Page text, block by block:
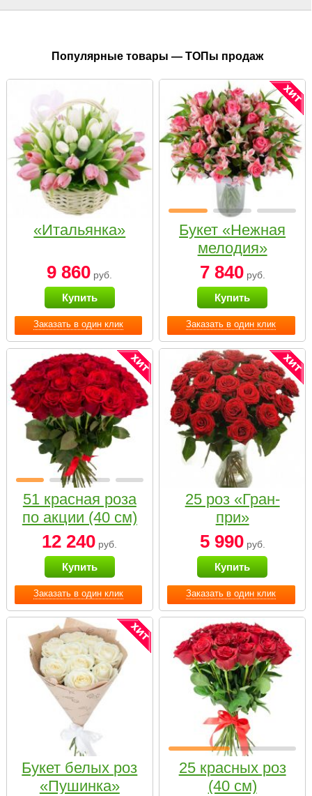
Популярные товары — ТОПы продаж
Заказать в один клик
«Итальянка»
9 860 руб.
Купить
Заказать в один клик
Букет «Нежная
мелодия»
7 840руб.
Купить
Заказать в один клик
51 красная роза
по акции (40 см)
12 240 руб.
Купить
Заказать в один клик
25 роз «Гран-
при»
5 990руб.
Купить
Букет белых роз
«Пушинка»
25 красных роз
(40 см)